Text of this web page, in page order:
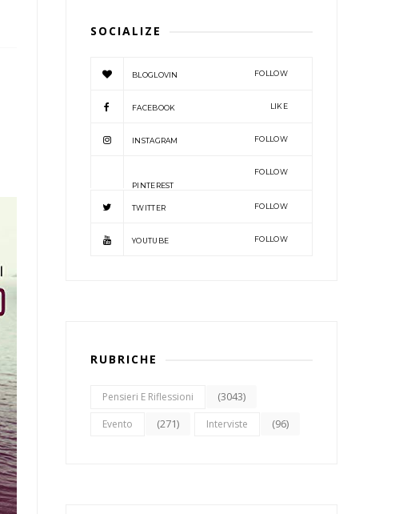
SOCIALIZE
BLOGLOVIN FOLLOW
FACEBOOK LIKE
INSTAGRAM FOLLOW
PINTEREST
FOLLOW
TWITTER FOLLOW
YOUTUBE FOLLOW
RUBRICHE
Pensieri E Riflessioni (3043)
Evento (271) Interviste (96)